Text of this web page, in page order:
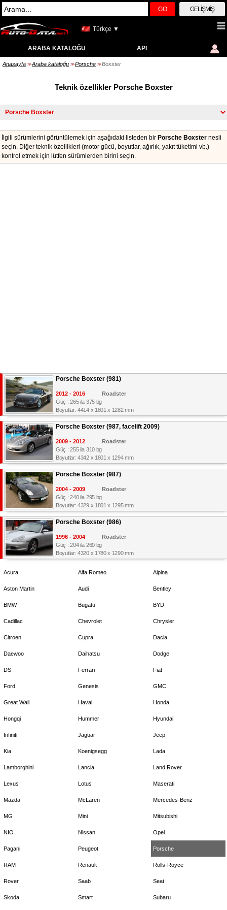
GO GELIŞMIŞ
Türkçe ▼
ARABA KATALOĞU API
Anasayfa >> Araba kataloğu >> Porsche >> Boxster
Teknik özellikler Porsche Boxster
İlgili sürümlerini görüntülemek için aşağıdaki listeden bir Porsche Boxster nesli
seçin. Diğer teknik özellikleri (motor gücü, boyutlar, ağırlık, yakıt tüketimi vb.)
kontrol etmek için lütfen sürümlerden birini seçin.
Porsche Boxster (981)
2012 - 2016
Roadster
Güç : 265 ila 375 bg
Boyutlar: 4414 x 1801 x 1282 mm
Porsche Boxster (987, facelift 2009)
2009 - 2012
Roadster
Güç : 255 ila 310 bg
Boyutlar: 4342 x 1801 x 1294 mm
Porsche Boxster (987)
2004 - 2009
Roadster
Güç : 240 ila 295 bg
Boyutlar: 4329 x 1801 x 1295 mm
Porsche Boxster (986)
1996 - 2004
Roadster
Güç : 204 ila 260 bg
Boyutlar: 4320 x 1780 x 1290 mm
Acura Alfa Romeo Alpina
Aston Martin Audi Bentley
BMW Bugatti BYD
Cadillac Chevrolet Chrysler
Citroen Cupra Dacia
Daewoo Daihatsu Dodge
DS Ferrari Fiat
Ford Genesis GMC
Great Wall Haval Honda
Hongqi Hummer Hyundai
Infiniti Jaguar Jeep
Kia Koenigsegg Lada
Lamborghini Lancia Land Rover
Lexus Lotus Maserati
Mazda McLaren Mercedes-Benz
MG Mini Mitsubishi
NIO Nissan Opel
Pagani Peugeot Porsche
RAM Renault Rolls-Royce
Rover Saab Seat
Skoda Smart Subaru